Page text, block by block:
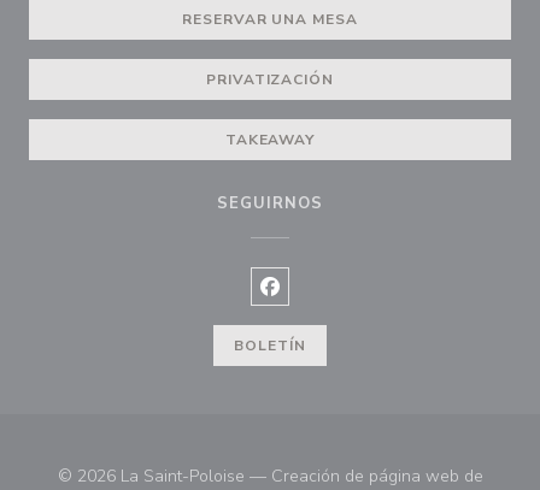
RESERVAR UNA MESA
PRIVATIZACIÓN
TAKEAWAY
SEGUIRNOS
Facebook ((abre en una nueva
BOLETÍN
© 2026 La Saint-Poloise — Creación de página web de